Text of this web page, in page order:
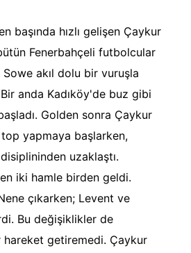
başında hızlı gelişen Çaykur
Fenerbahçeli futbolcular
akıl dolu bir vuruşla
anda Kadıköy'de buz gibi
Golden sonra Çaykur
yapmaya başlarken,
uzaklaştı.
iki hamle birden geldi.
çıkarken; Levent ve
Bu değişiklikler de
hareket getiremedi. Çaykur